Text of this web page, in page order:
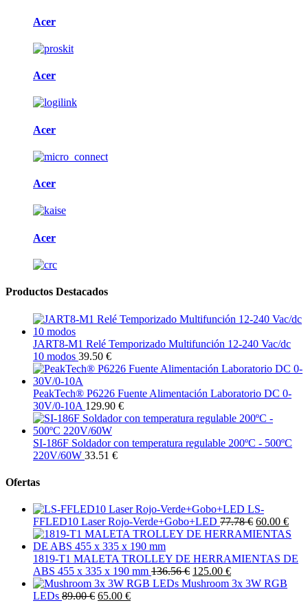
Acer
Acer
Acer
Acer
Acer
Productos Destacados
JART8-M1 Relé Temporizado Multifunción 12-240 Vac/dc
10 modos 39.50 €
PeakTech® P6226 Fuente Alimentación Laboratorio DC 0-
30V/0-10A 129.90 €
SI-186F Soldador con temperatura regulable 200ºC - 500ºC
220V/60W 33.51 €
Ofertas
LS-
FFLED10 Laser Rojo-Verde+Gobo+LED 77.78 € 60.00 €
1819-T1 MALETA TROLLEY DE HERRAMIENTAS DE
ABS 455 x 335 x 190 mm 136.56 € 125.00 €
Mushroom 3x 3W RGB
LEDs 89.00 € 65.00 €